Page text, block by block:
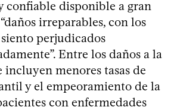
confiable disponible a gran
irreparables, con los
perjudicados
Entre los daños a la
incluyen menores tasas de
y el empeoramiento de la
con enfermedades